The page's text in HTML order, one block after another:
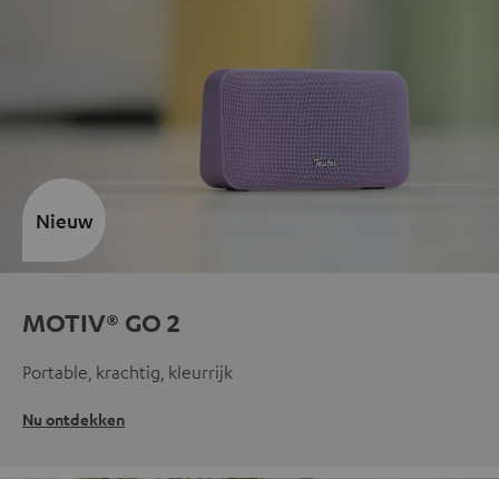
MOTIV® GO 2
Portable, krachtig, kleurrijk
Nu ontdekken
Nieuw